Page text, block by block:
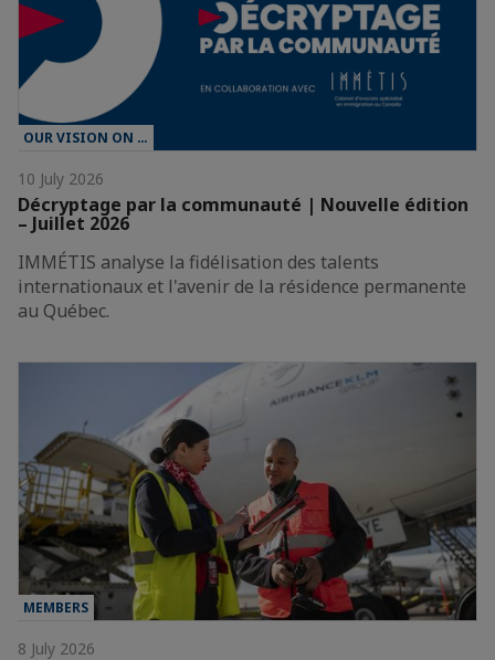
OUR VISION ON …
10 July 2026
Décryptage par la communauté | Nouvelle édition
– Juillet 2026
IMMÉTIS analyse la fidélisation des talents
internationaux et l'avenir de la résidence permanente
au Québec.
MEMBERS
8 July 2026